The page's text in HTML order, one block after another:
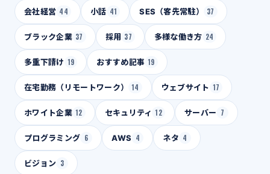
会社経営 44 小話 41 SES（客先常駐） 37
ブラック企業 37 採用 37 多様な働き方 24
多重下請け 19 おすすめ記事 19
在宅勤務（リモートワーク） 14 ウェブサイト 17
ホワイト企業 12 セキュリティ 12 サーバー 7
プログラミング 6 AWS 4 ネタ 4
ビジョン 3